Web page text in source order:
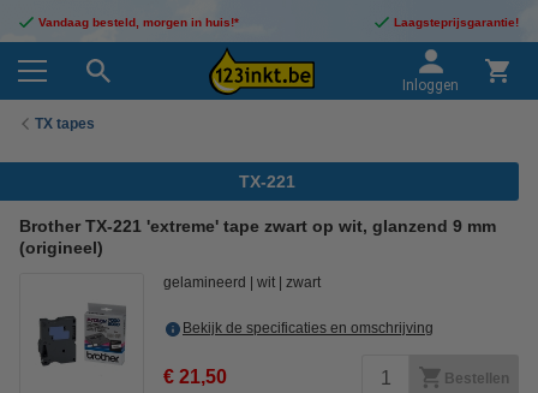
Vandaag besteld, morgen in huis!* Laagsteprijsgarantie!
Inloggen
TX tapes
TX-221
Brother TX-221 'extreme' tape zwart op wit, glanzend 9 mm
(origineel)
gelamineerd wit zwart
Bekijk de specificaties en omschrijving
€ 21,50 Bestellen